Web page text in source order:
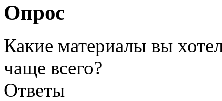
Опрос
Какие материалы вы
чаще всего?
Ответы